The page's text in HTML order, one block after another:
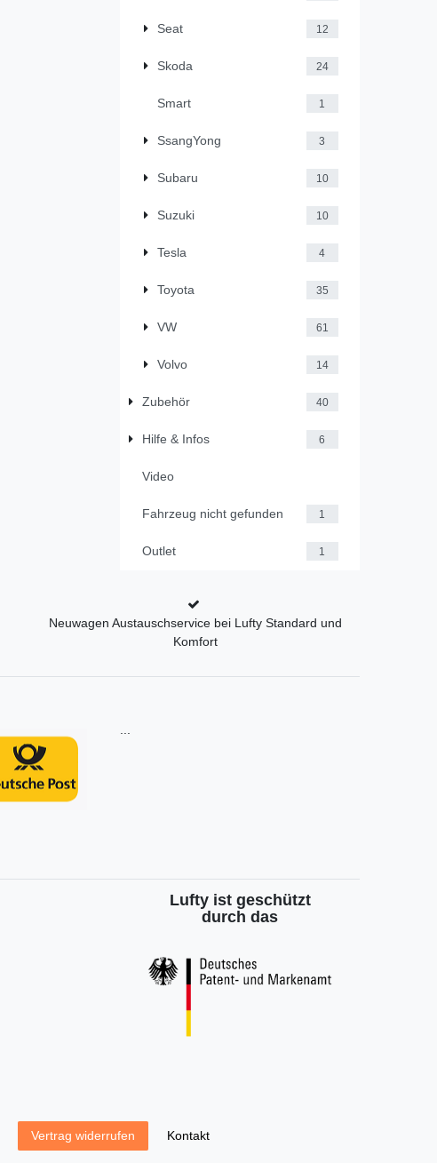
Seat 12
Skoda 24
Smart 1
SsangYong 3
Subaru 10
Suzuki 10
Tesla 4
Toyota 35
VW 61
Volvo 14
Zubehör 40
Hilfe & Infos 6
Video
Fahrzeug nicht gefunden 1
Outlet 1
Neuwagen Austauschservice bei Lufty Standard und
Komfort
Lufty ist geschützt
durch das
Vertrag widerrufen Kontakt